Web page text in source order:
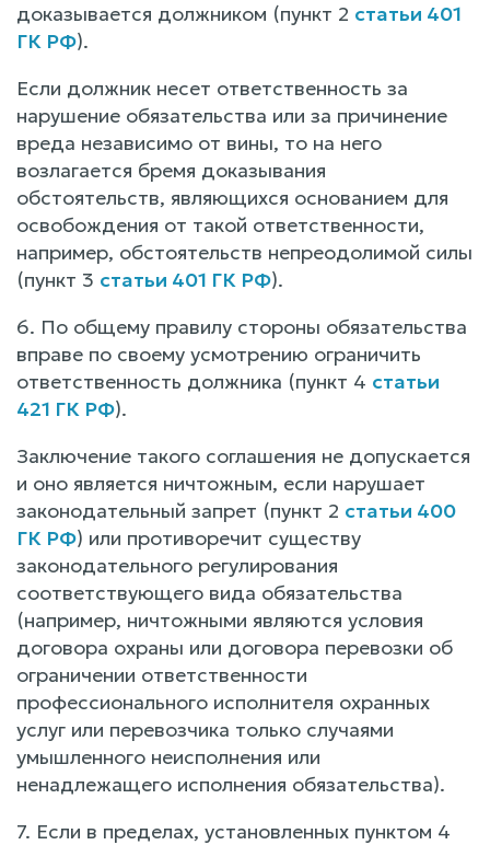
доказывается должником (пункт 2 статьи 401
ГК РФ).
Если должник несет ответственность за
нарушение обязательства или за причинение
вреда независимо от вины, то на него
возлагается бремя доказывания
обстоятельств, являющихся основанием для
освобождения от такой ответственности,
например, обстоятельств непреодолимой силы
(пункт 3 статьи 401 ГК РФ).
6. По общему правилу стороны обязательства
вправе по своему усмотрению ограничить
ответственность должника (пункт 4 статьи
421 ГК РФ).
Заключение такого соглашения не допускается
и оно является ничтожным, если нарушает
законодательный запрет (пункт 2 статьи 400
ГК РФ) или противоречит существу
законодательного регулирования
соответствующего вида обязательства
(например, ничтожными являются условия
договора охраны или договора перевозки об
ограничении ответственности
профессионального исполнителя охранных
услуг или перевозчика только случаями
умышленного неисполнения или
ненадлежащего исполнения обязательства).
7. Если в пределах, установленных пунктом 4